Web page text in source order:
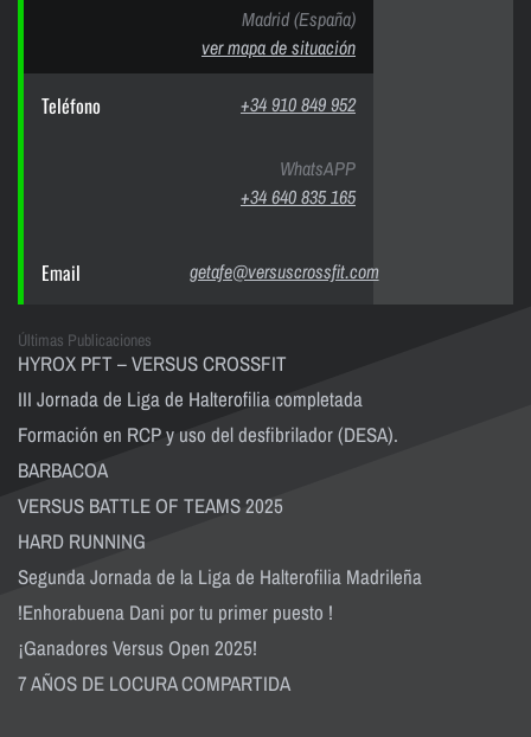
Madrid (España)
ver mapa de situación
Teléfono +34 910 849 952
WhatsAPP
+34 640 835 165
Email getafe@versuscrossfit.com
Últimas Publicaciones
HYROX PFT – VERSUS CROSSFIT
III Jornada de Liga de Halterofilia completada
Formación en RCP y uso del desfibrilador (DESA).
BARBACOA
VERSUS BATTLE OF TEAMS 2025
HARD RUNNING
Segunda Jornada de la Liga de Halterofilia Madrileña
!Enhorabuena Dani por tu primer puesto !
¡Ganadores Versus Open 2025!
7 AÑOS DE LOCURA COMPARTIDA